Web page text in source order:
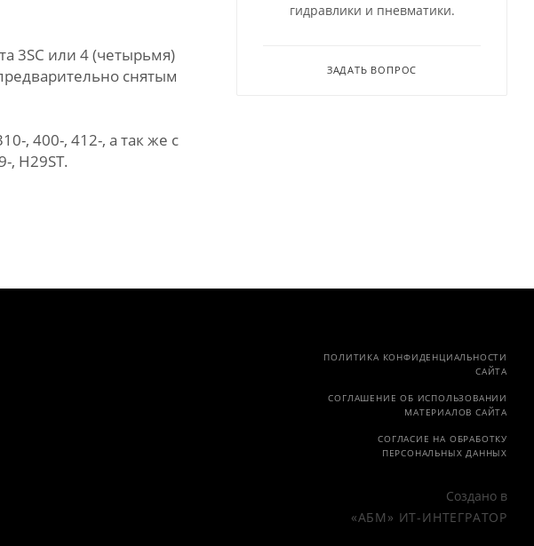
3SC или 4 (четырьмя)
снятым
, 400-, 412-, а так же с
, Н29ST.
гидравлики и пневматики.
ЗАДАТЬ ВОПРОС
ПОЛИТИКА КОНФИДЕНЦИАЛЬНОСТИ
САЙТА
СОГЛАШЕНИЕ ОБ ИСПОЛЬЗОВАНИИ
МАТЕРИАЛОВ САЙТА
СОГЛАСИЕ НА ОБРАБОТКУ
ПЕРСОНАЛЬНЫХ ДАННЫХ
Создано в
«АБМ» ИТ-ИНТЕГРАТОР